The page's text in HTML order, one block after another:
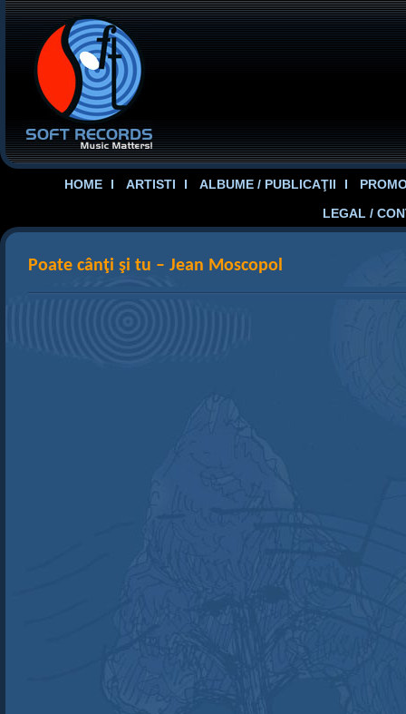
HOME ARTISTI ALBUME / PUBLICAŢII
LEGAL /
Poate cânţi şi tu – Jean Moscopol